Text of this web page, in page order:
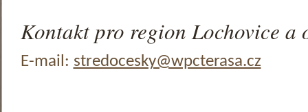
Kontakt pro region Lochovice a
E-mail: stredocesky@wpcterasa.cz